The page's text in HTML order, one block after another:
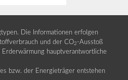
Die Informationen erfolgen
und der CO2 -Ausstoß
Erderwärmung hauptverantwortliche
bzw. der Energieträger entstehen